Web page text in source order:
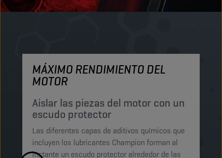
MÁXIMO RENDIMIENTO DEL
MOTOR
Aislar las piezas del motor con un
escudo protector
Las diferentes capas de aditivos químicos que
incluyen los lubricantes Champion forman al
instante un escudo protector alrededor de las